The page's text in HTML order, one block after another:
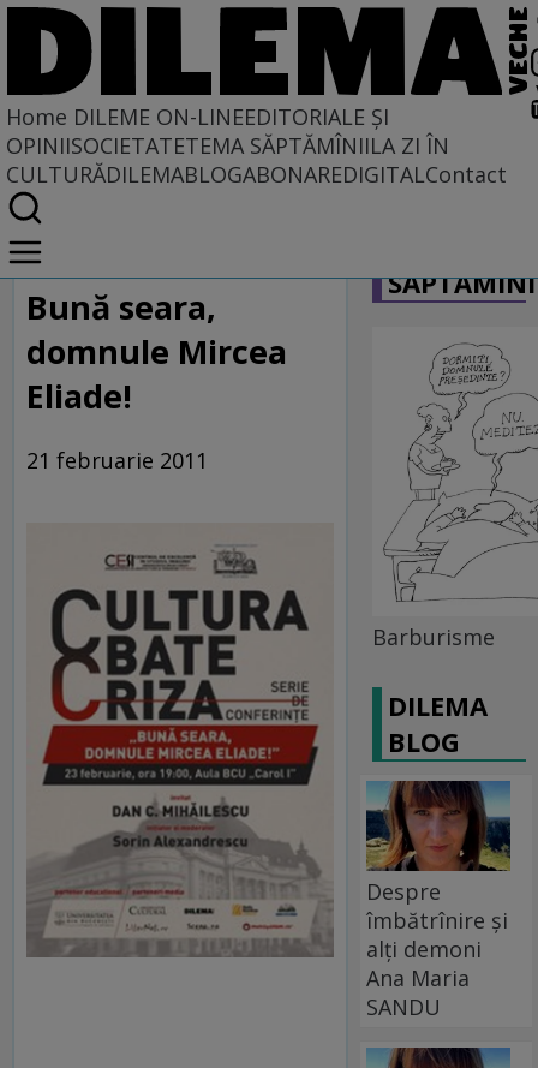
Home DILEME ON-LINEEDITORIALE ȘI
OPINIISOCIETATETEMA SĂPTĂMÎNIILA ZI ÎN
CULTURĂDILEMABLOGABONAREDIGITALContact
Home
Dileme on-line
Bună seara,
domnule Mircea
Eliade!
21 februarie 2011
Barburisme
DILEMA
BLOG
Despre
îmbătrînire și
alți demoni
Ana Maria
SANDU